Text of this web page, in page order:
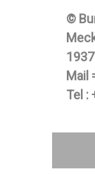
©
Mail
Tel :